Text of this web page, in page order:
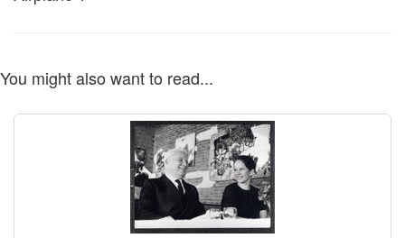
You might also want to read...